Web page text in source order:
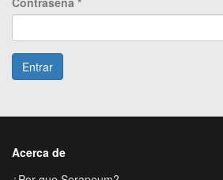
Entrar
Acerca de